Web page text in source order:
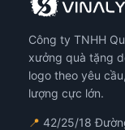
Công ty TNHH
xưởng quà tặng
logo theo yêu
lượng cực lớn.
📍 42/25/18